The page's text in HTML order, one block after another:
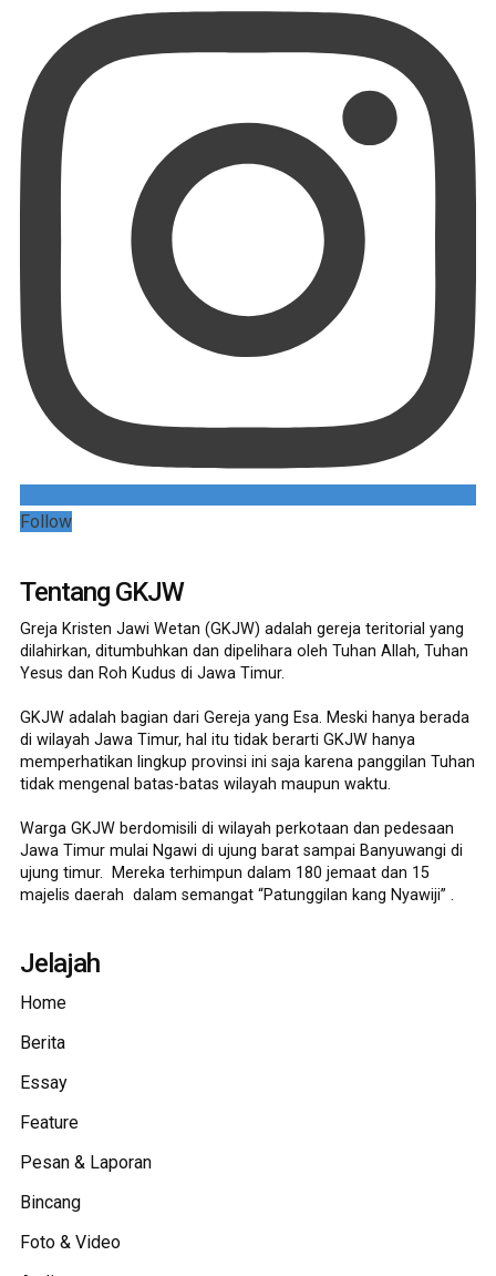
Follow
Tentang GKJW
Greja Kristen Jawi Wetan (GKJW) adalah gereja teritorial yang
dilahirkan, ditumbuhkan dan dipelihara oleh Tuhan Allah, Tuhan
Yesus dan Roh Kudus di Jawa Timur.
GKJW adalah bagian dari Gereja yang Esa. Meski hanya berada
di wilayah Jawa Timur, hal itu tidak berarti GKJW hanya
memperhatikan lingkup provinsi ini saja karena panggilan Tuhan
tidak mengenal batas-batas wilayah maupun waktu.
Warga GKJW berdomisili di wilayah perkotaan dan pedesaan
Jawa Timur mulai Ngawi di ujung barat sampai Banyuwangi di
ujung timur. Mereka terhimpun dalam 180 jemaat dan 15
majelis daerah dalam semangat “Patunggilan kang Nyawiji” .
Jelajah
Home
Berita
Essay
Feature
Pesan & Laporan
Bincang
Foto & Video